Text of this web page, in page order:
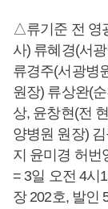
△류기준 전 영
사) 류혜경(서
류경주(서광병
원장) 류상완(
상, 윤창현(전
양병원 원장)
지 윤미경 허번
= 3일 오전 4시
장 202호, 발인